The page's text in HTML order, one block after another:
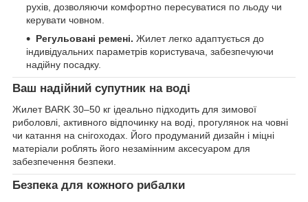
рухів, дозволяючи комфортно пересуватися по льоду чи
керувати човном.
Регульовані ремені. Жилет легко адаптується до
індивідуальних параметрів користувача, забезпечуючи
надійну посадку.
Ваш надійний супутник на воді
Жилет BARK 30–50 кг ідеально підходить для зимової
риболовлі, активного відпочинку на воді, прогулянок на човні
чи катання на снігоходах. Його продуманий дизайн і міцні
матеріали роблять його незамінним аксесуаром для
забезпечення безпеки.
Безпека для кожного рибалки